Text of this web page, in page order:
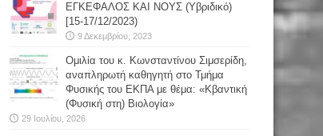
ΕΓΚΕΦΑΛΟΣ ΚΑΙ ΝΟΥΣ (Υβριδικό)
[15-17/12/2023)
9 Δεκεμβρίου, 2023
Oμιλία του κ. Κωνσταντίνου Σιμσερίδη,
αναπληρωτή καθηγητή στο Τμήμα
Φυσικής του ΕΚΠΑ με θέμα: «Κβαντική
(Φυσική στη) Βιολογία»
29 Ιουλίου, 2026